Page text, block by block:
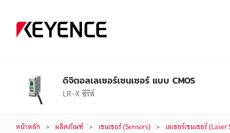
ดิจิตอลเลเซอร์เซนเซอร์ แบบ CMOS
LR-X ซีรีส์
หน้าหลัก ผลิตภัณฑ์ เซนเซอร์ (Sensors) เลเซอร์เซนเซอร์